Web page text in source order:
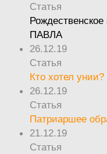
Статья
ПАВЛА
26.12.19
Статья
Кто хотел унии?
26.12.19
Статья
Патриаршее
21.12.19
Статья